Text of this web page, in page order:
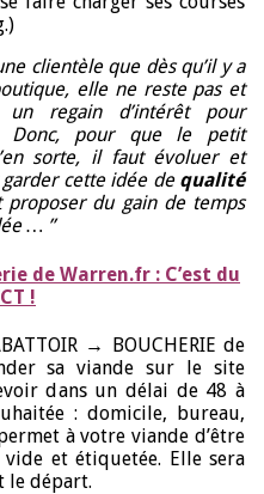
clientèle que dès qu’il y a
elle ne reste pas et
regain d’intérêt pour
Donc, pour que le petit
sorte, il faut évoluer et
cette idée de qualité
du gain de temps
… ”
de Warren.fr : C’est du
!
→ BOUCHERIE de
sa viande sur le site
dans un délai de 48 à
: domicile, bureau,
à votre viande d’être
et étiquetée. Elle sera
le départ.